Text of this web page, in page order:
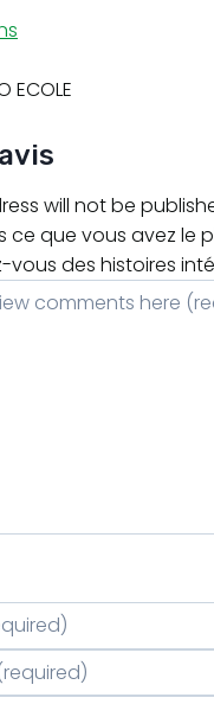
ECOLE
will not be
ce que vous avez le
vous des histoires